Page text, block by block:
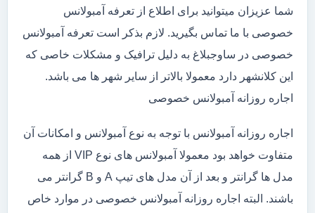
شما عزیزان میتوانید برای اطلاع از تعرفه آمبولانس
خصوصی با ما تماس بگیرید. لازم بذکر است تعرفه آمبولانس
خصوصی در ساوجبلاغ به دلیل ترافیک و مشکلات خاصی که
این کلانشهر دارد معمولا بالاتر از سایر شهر ها می باشد.
اجاره روزانه آمبولانس خصوصی
اجاره روزانه آمبولانس با توجه به نوع آمبولانس و امکانات آن
متفاوت خواهد بود معمولا آمبولانس های نوع VIP از همه
مدل ها گرانتر و بعد از آن مدل های تیپ A و B گرانتر می
باشند. البته اجاره روزانه آمبولانس خصوصی در موارد خاص